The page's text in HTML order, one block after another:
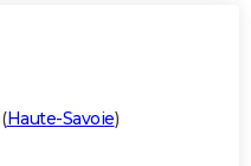
(Haute-Savoie)